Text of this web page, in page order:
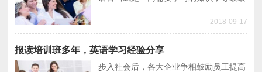
学习英语时，大家应该学会改变自己的观
点，任何一门语言都是用来沟通交流的，
而非是一个需要专研的知识。
2018-09-17
报读培训班多年，英语学习经验分享
步入社会后，各大企业争相鼓励员工提高